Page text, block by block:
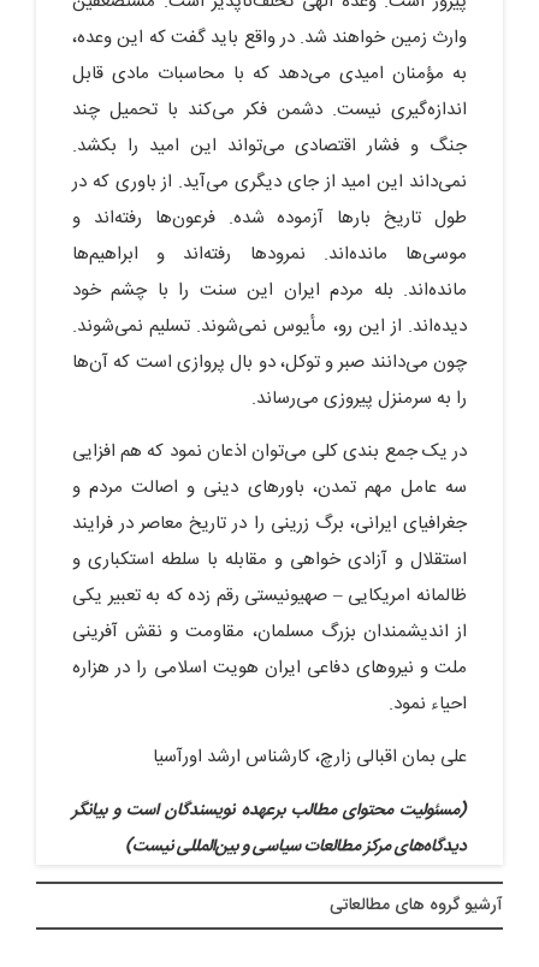
وارث زمین خواهند شد. در واقع باید گفت که این وعده،
به مؤمنان امیدی می‌دهد که با محاسبات مادی قابل
اندازه‌گیری نیست. دشمن فکر می‌کند با تحمیل چند
جنگ و فشار اقتصادی می‌تواند این امید را بکشد.
نمی‌داند این امید از جای دیگری می‌آید. از باوری که در
طول تاریخ بارها آزموده شده. فرعون‌ها رفته‌اند و
موسی‌ها مانده‌اند. نمرودها رفته‌اند و ابراهیم‌ها
مانده‌اند. بله مردم ایران این سنت را با چشم خود
دیده‌اند. از این رو، مأیوس نمی‌شوند. تسلیم نمی‌شوند.
چون می‌دانند صبر و توکل، دو بال پروازی است که آن‌ها
را به سرمنزل پیروزی می‌رساند.
در یک جمع بندی کلی می‌توان اذعان نمود که هم افزایی
سه عامل مهم تمدن، باورهای دینی و اصالت مردم و
جغرافیای ایرانی، برگ زرینی را در تاریخ معاصر در فرایند
استقلال و آزادی خواهی و مقابله با سلطه استکباری و
ظالمانه امریکایی – صهیونیستی رقم زده که به تعبیر یکی
از اندیشمندان بزرگ مسلمان، مقاومت و نقش آفرینی
ملت و نیروهای دفاعی ایران هویت اسلامی را در هزاره
احیاء نمود.
علی بمان اقبالی زارچ، کارشناس ارشد اورآسیا
(مسئولیت محتوای مطالب برعهده نویسندگان است و بیانگر
دیدگاه‌های مرکز مطالعات سیاسی و بین‌المللی نیست)
آرشيو گروه های مطالعاتی